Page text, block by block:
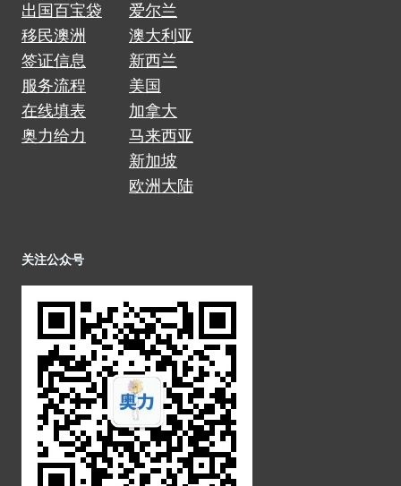
出国百宝袋
移民澳洲
签证信息
服务流程
在线填表
奥力给力
爱尔兰
澳大利亚
新西兰
美国
加拿大
马来西亚
新加坡
欧洲大陆
关注公众号